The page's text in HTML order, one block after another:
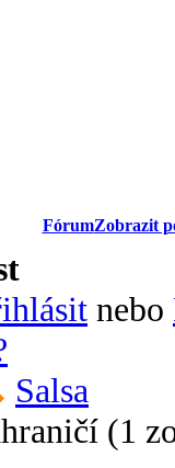
FórumZobrazit
nebo
Salsa
(1